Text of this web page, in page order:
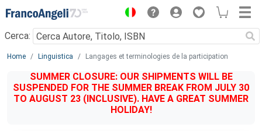
Menu
Cerca:
Main content
Home Linguistica Langages et terminologies de la participation
SUMMER CLOSURE: OUR SHIPMENTS WILL BE
SUSPENDED FOR THE SUMMER BREAK FROM JULY 30
TO AUGUST 23 (INCLUSIVE). HAVE A GREAT SUMMER
HOLIDAY!